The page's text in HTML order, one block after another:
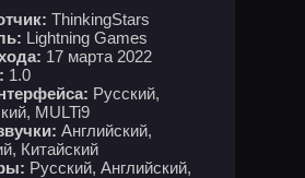
ThinkingStars
Lightning Games
17 марта 2022
1.0
Русский,
MULTi9
Английский,
Китайский
Русский, Английский,